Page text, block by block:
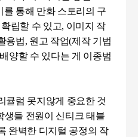
를 통해 만화 스토리의 구
립할 수 있고, 이미지 작
용법, 원고 작업(제작 기법
양할 수 있다는 게 이종범
큘럼 못지않게 중요한 것
생들 전원이 신티크 태블
완벽한 디지털 공정의 작